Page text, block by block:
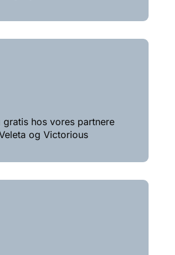
gratis hos vores partnere
og Victorious